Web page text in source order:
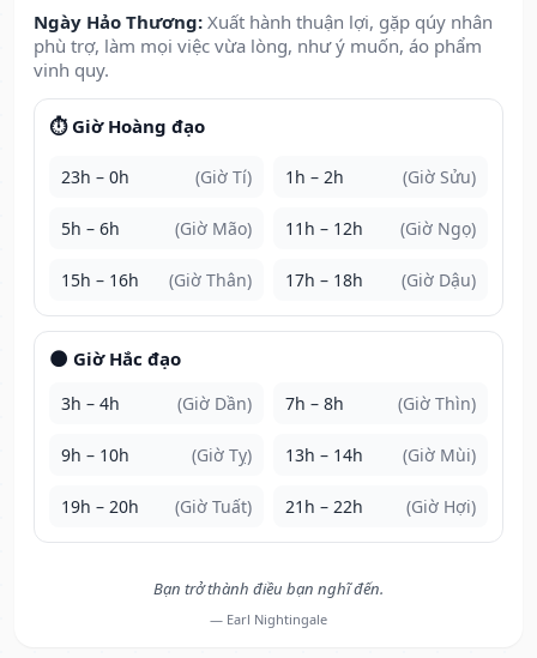
Ngày Hảo Thương: Xuất hành thuận lợi, gặp qúy nhân
phù trợ, làm mọi việc vừa lòng, như ý muốn, áo phẩm
vinh quy.
⏱️ Giờ Hoàng đạo
23h – 0h (Giờ Tí) 1h – 2h (Giờ Sửu)
5h – 6h (Giờ Mão) 11h – 12h (Giờ Ngọ)
15h – 16h (Giờ Thân) 17h – 18h (Giờ Dậu)
🌑 Giờ Hắc đạo
3h – 4h (Giờ Dần) 7h – 8h (Giờ Thìn)
9h – 10h (Giờ Tỵ) 13h – 14h (Giờ Mùi)
19h – 20h (Giờ Tuất) 21h – 22h (Giờ Hợi)
Bạn trở thành điều bạn nghĩ đến.
— Earl Nightingale